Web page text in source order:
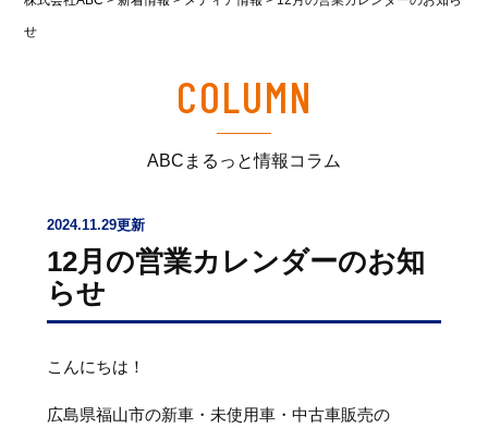
せ
COLUMN
ABCまるっと情報コラム
2024.11.29更新
12月の営業カレンダーのお知
らせ
こんにちは！
広島県福山市の新車・未使用車・中古車販売の